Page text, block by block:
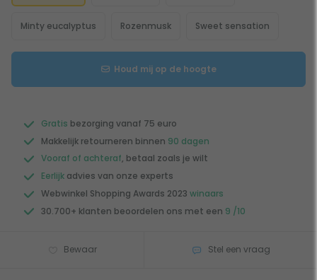
Minty eucalyptus Rozenmusk Sweet sensation
Houd mij op de hoogte
Gratis bezorging vanaf 75 euro
Makkelijk retourneren binnen 90 dagen
Vooraf of achteraf, betaal zoals je wilt
Eerlijk advies van onze experts
Webwinkel Shopping Awards 2023 winaars
30.700+ klanten beoordelen ons met een 9 /10
Bewaar Stel een vraag